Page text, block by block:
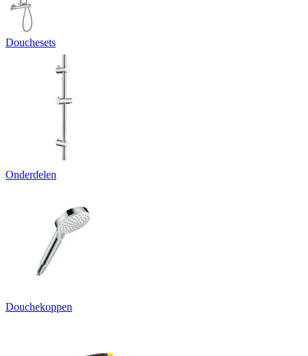
Douchesets
Onderdelen
Douchekoppen